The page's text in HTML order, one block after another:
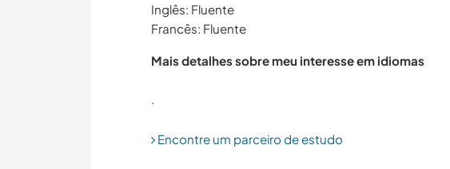
Inglês: Fluente
Francês: Fluente
Mais detalhes sobre meu interesse em idiomas
Encontre um parceiro de estudo